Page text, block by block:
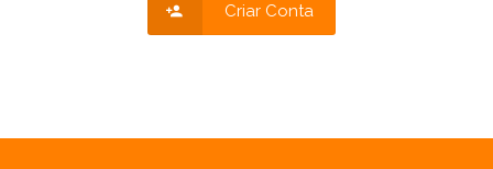
Criar Conta